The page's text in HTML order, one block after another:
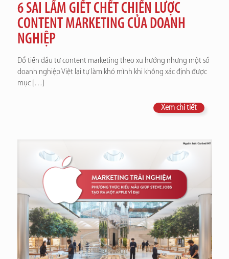
6 SAI LẦM GIẾT CHẾT CHIẾN LƯỢC
CONTENT MARKETING CỦA DOANH
NGHIỆP
Đổ tiền đầu tư content marketing theo xu hướng nhưng một số
doanh nghiệp Việt lại tự làm khó mình khi không xác định được
mục[…]
Xem chi tiết